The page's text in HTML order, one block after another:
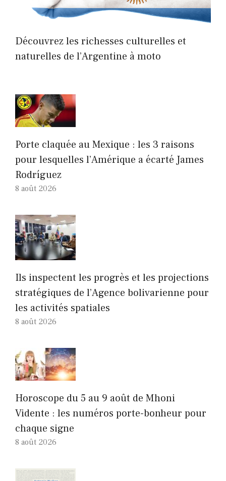
Découvrez les richesses culturelles et
naturelles de l’Argentine à moto
Porte claquée au Mexique : les 3 raisons
pour lesquelles l’Amérique a écarté James
Rodríguez
8 août 2026
Ils inspectent les progrès et les projections
stratégiques de l’Agence bolivarienne pour
les activités spatiales
8 août 2026
Horoscope du 5 au 9 août de Mhoni
Vidente : les numéros porte-bonheur pour
chaque signe
8 août 2026